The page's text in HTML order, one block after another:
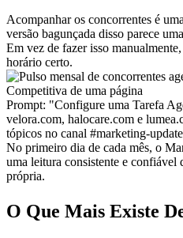
Acompanhar os concorrentes é
versão bagunçada disso parece
Em vez de fazer isso
horário certo.
Prompt: "Configure uma Tarefa
velora.com, halocare.com e
tópicos no canal #marketing-
No primeiro dia de cada mês, o
uma leitura consistente e confiável
própria.
O Que Mais Existe